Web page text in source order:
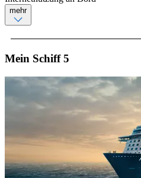
mehr
Mein Schiff 5